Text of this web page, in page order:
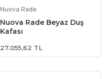
Nuova Rade
Nuova Rade Beyaz Duş
Kafası
27.055,62 TL